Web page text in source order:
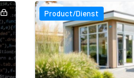
Product/Dienst